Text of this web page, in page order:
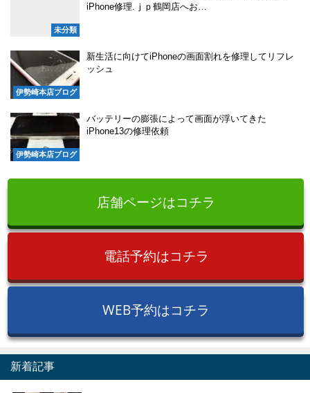
未分類
iPhone修理.ｊｐ鶴岡店へお…
伊勢崎本店ブログ
新生活に向けてiPhoneの画面割れを修理してリフレ
ッシュ
伊勢崎本店ブログ
バッテリーの膨張によって画面が浮いてきた
iPhone13の修理依頼
店舗ページはコチラ
電話予約はコチラ
WEB予約はコチラ
新着記事